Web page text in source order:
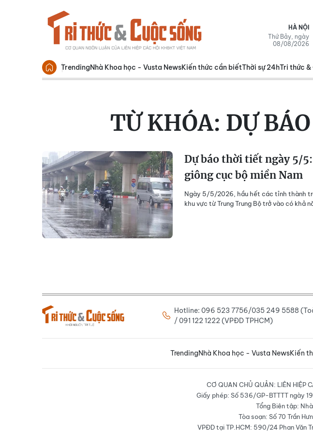
HÀ NỘI
Thứ Bảy, ngày
08/08/2026
TrendingNhà Khoa học - Vusta NewsKiến thức cần biếtThời sự 24hTri thức
TỪ KHÓA: DỰ
Dự báo thời tiết ngày 5/
giông cục bộ miền Nam
Ngày 5/5/2026, hầu hết các tỉnh thành
khu vực từ Trung Trung Bộ trở vào có khả
Hotline: 096 523 7756/035 249 5588
/ 091 122 1222 (VPĐD TPHCM)
TrendingNhà Khoa học - Vusta NewsKiến
CƠ QUAN CHỦ QUẢN: LIÊN HIỆP
Giấy phép: Số 536/GP-BTTTT ngày
Tổng Biên tập:
Tòa soạn: Số 70 Trần
VPĐD tại TP.HCM: 590/24 Phan Văn